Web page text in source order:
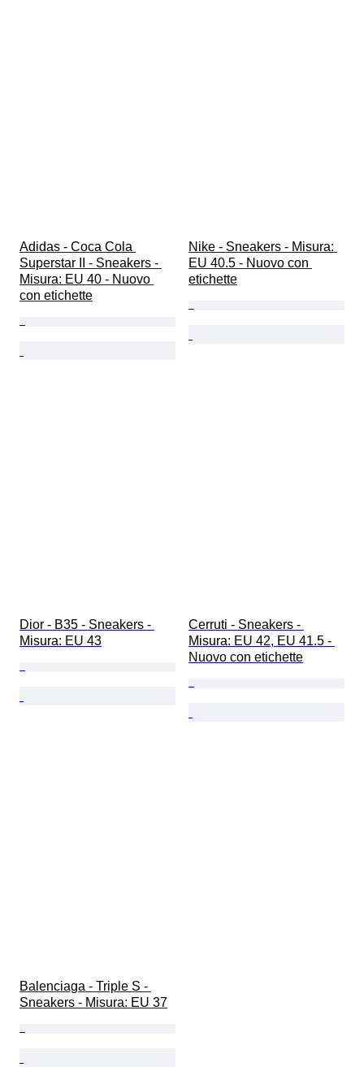
Adidas - Coca Cola
Superstar II - Sneakers -
Misura: EU 40 - Nuovo
con etichette
Nike - Sneakers - Misura:
EU 40.5 - Nuovo con
etichette
Dior - B35 - Sneakers -
Misura: EU 43
Cerruti - Sneakers -
Misura: EU 42, EU 41.5 -
Nuovo con etichette
Balenciaga - Triple S -
Sneakers - Misura: EU 37